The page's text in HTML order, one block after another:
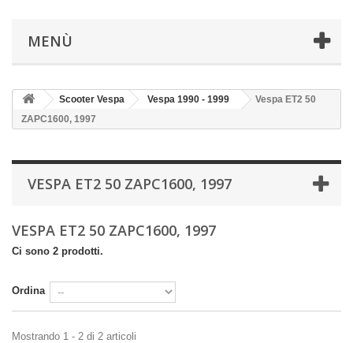
MENÙ
Scooter Vespa Vespa 1990 - 1999
Vespa ET2 50
ZAPC1600, 1997
VESPA ET2 50 ZAPC1600, 1997
VESPA ET2 50 ZAPC1600, 1997
Ci sono 2 prodotti.
Ordina
Mostrando 1 - 2 di 2 articoli